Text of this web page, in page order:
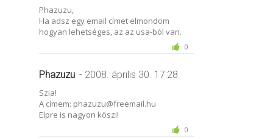
Phazuzu,
Ha adsz egy email címet elmondom
hogyan lehetséges, az az usa-ból van.
0
Phazuzu - 2008. április 30. 17:28
Szia!
A címem: phazuzu@freemail.hu
Elpre is nagyon köszi!
0